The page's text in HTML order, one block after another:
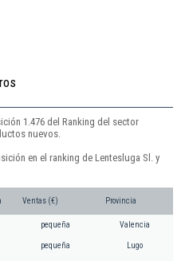
1.476 del Ranking del sector
nuevos.
en el ranking de Lentesluga Sl. y
Ventas (€) Provincia
pequeña Valencia
pequeña Lugo